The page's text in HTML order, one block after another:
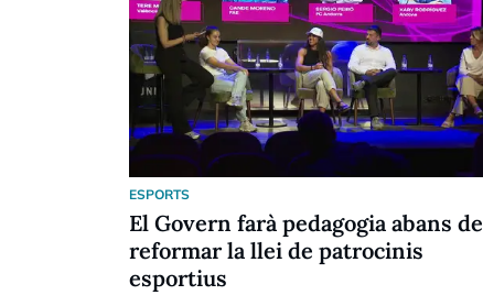
ESPORTS
El Govern farà pedagogia abans de
reformar la llei de patrocinis
esportius